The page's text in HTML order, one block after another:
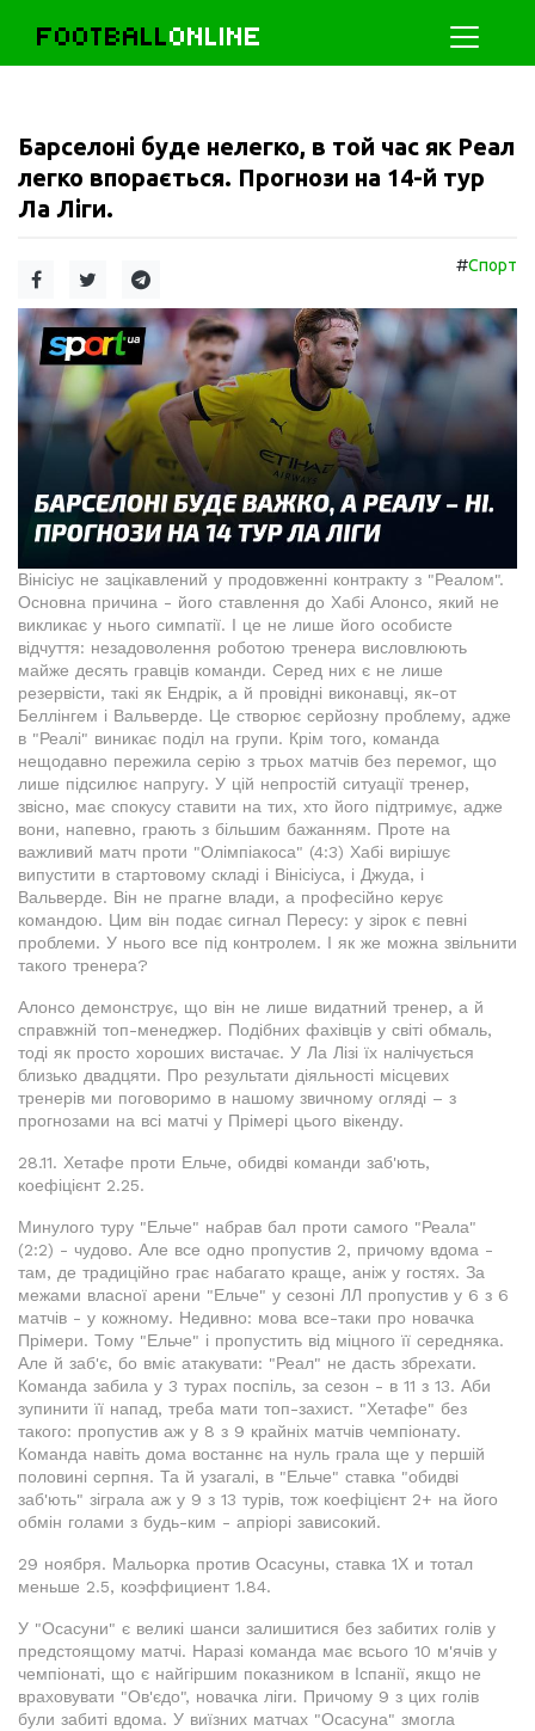
FOOTBALLONLINE
Барселоні буде нелегко, в той час як Реал
легко впорається. Прогнози на 14-й тур
Ла Ліги.
#Спорт
Вінісіус не зацікавлений у продовженні контракту з "Реалом".
Основна причина - його ставлення до Хабі Алонсо, який не
викликає у нього симпатії. І це не лише його особисте
відчуття: незадоволення роботою тренера висловлюють
майже десять гравців команди. Серед них є не лише
резервісти, такі як Ендрік, а й провідні виконавці, як-от
Беллінгем і Вальверде. Це створює серйозну проблему, адже
в "Реалі" виникає поділ на групи. Крім того, команда
нещодавно пережила серію з трьох матчів без перемог, що
лише підсилює напругу. У цій непростій ситуації тренер,
звісно, має спокусу ставити на тих, хто його підтримує, адже
вони, напевно, грають з більшим бажанням. Проте на
важливий матч проти "Олімпіакоса" (4:3) Хабі вирішує
випустити в стартовому складі і Вінісіуса, і Джуда, і
Вальверде. Він не прагне влади, а професійно керує
командою. Цим він подає сигнал Пересу: у зірок є певні
проблеми. У нього все під контролем. І як же можна звільнити
такого тренера?
Алонсо демонструє, що він не лише видатний тренер, а й
справжній топ-менеджер. Подібних фахівців у світі обмаль,
тоді як просто хороших вистачає. У Ла Лізі їх налічується
близько двадцяти. Про результати діяльності місцевих
тренерів ми поговоримо в нашому звичному огляді – з
прогнозами на всі матчі у Прімері цього вікенду.
28.11. Хетафе проти Ельче, обидві команди заб'ють,
коефіцієнт 2.25.
Минулого туру "Ельче" набрав бал проти самого "Реала"
(2:2) - чудово. Але все одно пропустив 2, причому вдома -
там, де традиційно грає набагато краще, аніж у гостях. За
межами власної арени "Ельче" у сезоні ЛЛ пропустив у 6 з 6
матчів - у кожному. Недивно: мова все-таки про новачка
Прімери. Тому "Ельче" і пропустить від міцного її середняка.
Але й заб'є, бо вміє атакувати: "Реал" не дасть збрехати.
Команда забила у 3 турах поспіль, за сезон - в 11 з 13. Аби
зупинити її напад, треба мати топ-захист. "Хетафе" без
такого: пропустив аж у 8 з 9 крайніх матчів чемпіонату.
Команда навіть дома востаннє на нуль грала ще у першій
половині серпня. Та й узагалі, в "Ельче" ставка "обидві
заб'ють" зіграла аж у 9 з 13 турів, тож коефіцієнт 2+ на його
обмін голами з будь-ким - апріорі зависокий.
29 ноября. Мальорка против Осасуны, ставка 1Х и тотал
меньше 2.5, коэффициент 1.84.
У "Осасуни" є великі шанси залишитися без забитих голів у
предстоящому матчі. Наразі команда має всього 10 м'ячів у
чемпіонаті, що є найгіршим показником в Іспанії, якщо не
враховувати "Ов'єдо", новачка ліги. Причому 9 з цих голів
були забиті вдома. У виїзних матчах "Осасуна" змогла